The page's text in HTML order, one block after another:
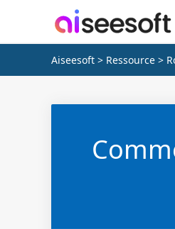
Aiseesoft > Ressource >